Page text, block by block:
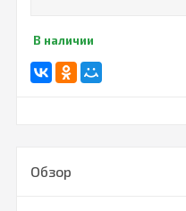
В наличии
Обзор